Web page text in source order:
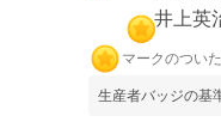
井上英
マークのつい
生産者バッジの基